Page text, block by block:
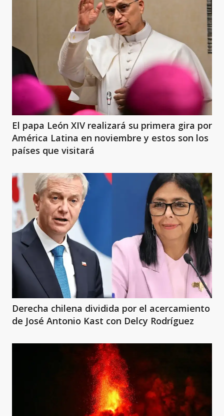
El papa León XIV realizará su primera gira por
América Latina en noviembre y estos son los
países que visitará
Derecha chilena dividida por el acercamiento
de José Antonio Kast con Delcy Rodríguez